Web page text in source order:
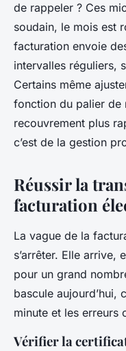
de rappeler ? Ces
soudain, le mois est
facturation envoie
intervalles réguliers,
Certains même
fonction du palier de
recouvrement plus
c’est de la gestion
Réussir la
facturation
La vague de la
s’arrêter. Elle arrive,
pour un grand
bascule aujourd’hui,
minute et les erreurs
Vérifier la